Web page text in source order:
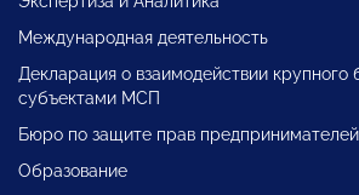
Международная деятельность
Декларация о взаимодействии крупного
субъектами МСП
Бюро по защите прав предпринимателей
Образование